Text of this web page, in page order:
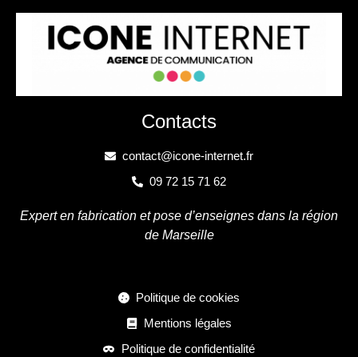
Contacts
contact@icone-internet.fr
09 72 15 71 62
Expert en fabrication et pose d’enseignes dans la région
de Marseille
Politique de cookies
Mentions légales
Politique de confidentialité